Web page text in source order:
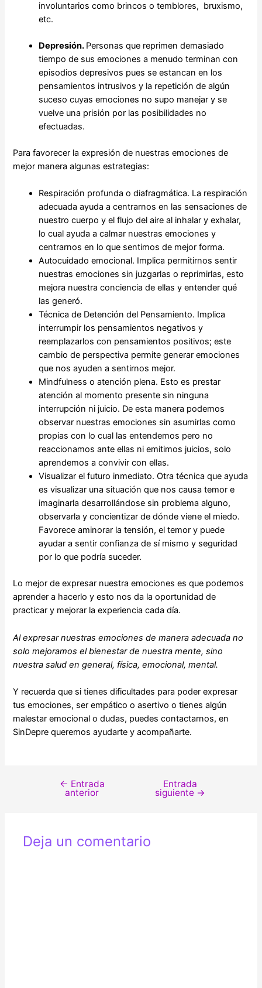
involuntarios como brincos o temblores, bruxismo,
etc.
Depresión. Personas que reprimen demasiado
tiempo de sus emociones a menudo terminan con
episodios depresivos pues se estancan en los
pensamientos intrusivos y la repetición de algún
suceso cuyas emociones no supo manejar y se
vuelve una prisión por las posibilidades no
efectuadas.
Para favorecer la expresión de nuestras emociones de
mejor manera algunas estrategias:
Respiración profunda o diafragmática. La respiración
adecuada ayuda a centrarnos en las sensaciones de
nuestro cuerpo y el flujo del aire al inhalar y exhalar,
lo cual ayuda a calmar nuestras emociones y
centrarnos en lo que sentimos de mejor forma.
Autocuidado emocional. Implica permitirnos sentir
nuestras emociones sin juzgarlas o reprimirlas, esto
mejora nuestra conciencia de ellas y entender qué
las generó.
Técnica de Detención del Pensamiento. Implica
interrumpir los pensamientos negativos y
reemplazarlos con pensamientos positivos; este
cambio de perspectiva permite generar emociones
que nos ayuden a sentirnos mejor.
Mindfulness o atención plena. Esto es prestar
atención al momento presente sin ninguna
interrupción ni juicio. De esta manera podemos
observar nuestras emociones sin asumirlas como
propias con lo cual las entendemos pero no
reaccionamos ante ellas ni emitimos juicios, solo
aprendemos a convivir con ellas.
Visualizar el futuro inmediato. Otra técnica que ayuda
es visualizar una situación que nos causa temor e
imaginarla desarrollándose sin problema alguno,
observarla y concientizar de dónde viene el miedo.
Favorece aminorar la tensión, el temor y puede
ayudar a sentir confianza de sí mismo y seguridad
por lo que podría suceder.
Lo mejor de expresar nuestra emociones es que podemos
aprender a hacerlo y esto nos da la oportunidad de
practicar y mejorar la experiencia cada día.
Al expresar nuestras emociones de manera adecuada no
solo mejoramos el bienestar de nuestra mente, sino
nuestra salud en general, física, emocional, mental.
Y recuerda que si tienes dificultades para poder expresar
tus emociones, ser empático o asertivo o tienes algún
malestar emocional o dudas, puedes contactarnos, en
SinDepre queremos ayudarte y acompañarte.
Navegación
← Entrada
anterior
Entrada
siguiente →
Deja un comentario